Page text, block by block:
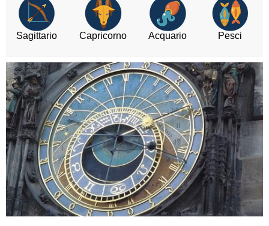
Sagittario Capricorno Acquario Pesci